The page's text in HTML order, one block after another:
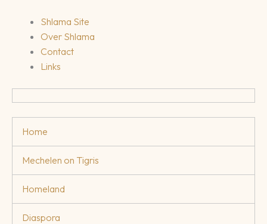
Shlama Site
Over Shlama
Contact
Links
Home
Mechelen on Tigris
Homeland
Diaspora